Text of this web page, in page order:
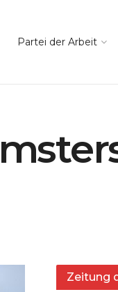
Partei der Arbeit
Zeitung